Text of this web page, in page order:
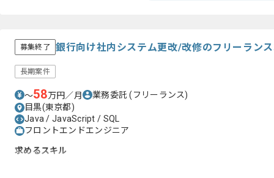
募集終了 銀行向け社内システム更改/改修のフリーラン
長期案件
〜58万円／月 業務委託(フリーランス)
目黒(東京都)
Java / JavaScript / SQL
フロントエンドエンジニア
求めるスキル